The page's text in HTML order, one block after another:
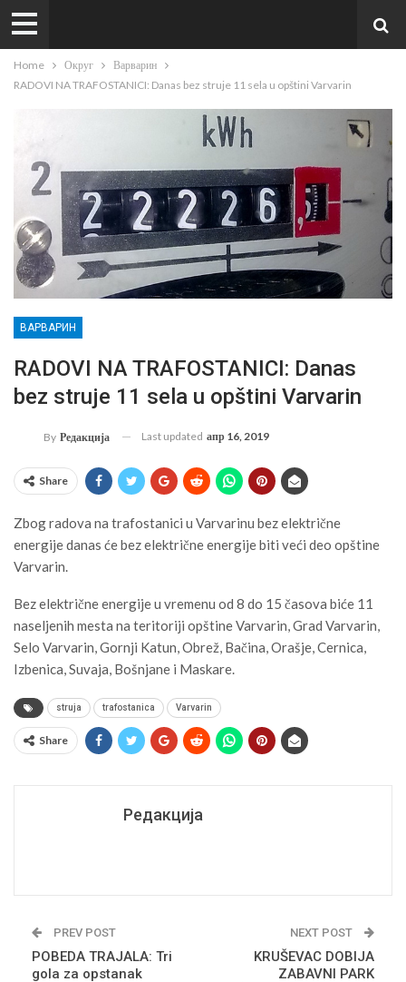
Home Округ
Варварин
RADOVI NA TRAFOSTANICI: Danas bez struje 11 sela u opštini Varvarin
ВАРВАРИН
RADOVI NA TRAFOSTANICI: Danas
bez struje 11 sela u opštini Varvarin
By Редакција Last updated апр 16, 2019
Share
Zbog radova na trafostanici u Varvarinu bez električne
energije danas će bez električne energije biti veći deo opštine
Varvarin.
Bez električne energije u vremenu od 8 do 15 časova biće 11
naseljenih mesta na teritoriji opštine Varvarin, Grad Varvarin,
Selo Varvarin, Gornji Katun, Obrež, Bačina, Orašje, Cernica,
Izbenica, Suvaja, Bošnjane i Maskare.
struja trafostanica Varvarin
Share
Редакција
PREV POST
POBEDA TRAJALA: Tri
gola za opstanak
NEXT POST
KRUŠEVAC DOBIJA
ZABAVNI PARK